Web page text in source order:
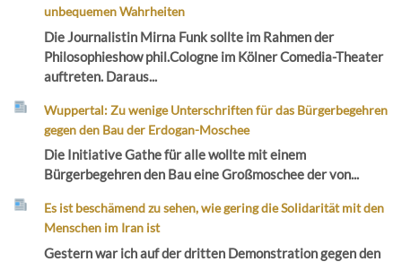
unbequemen Wahrheiten
Die Journalistin Mirna Funk sollte im Rahmen der
Philosophieshow phil.Cologne im Kölner Comedia-Theater
auftreten. Daraus...
Wuppertal: Zu wenige Unterschriften für das Bürgerbegehren
gegen den Bau der Erdogan-Moschee
Die Initiative Gathe für alle wollte mit einem
Bürgerbegehren den Bau eine Großmoschee der von...
Es ist beschämend zu sehen, wie gering die Solidarität mit den
Menschen im Iran ist
Gestern war ich auf der dritten Demonstration gegen den